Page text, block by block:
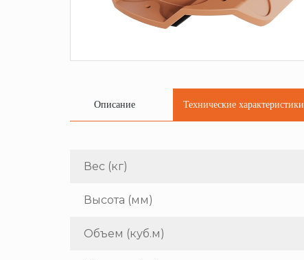
Описание Технические характеристики
Вес (кг)
Высота (мм)
Объем (куб.м)